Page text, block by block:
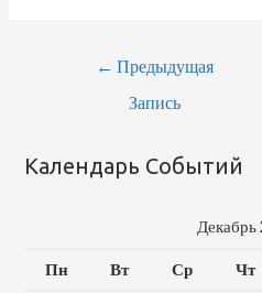
← Предыдущая
Запись
Календарь Событий
Декабрь
Пн Вт Ср Чт